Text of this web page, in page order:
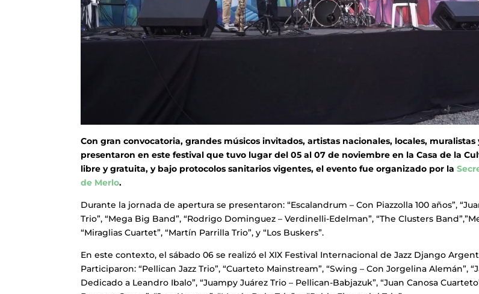
Con gran convocatoria, grandes músicos invitados, artistas nacionales, locales, muralistas
presentaron en este festival que tuvo lugar del 05 al 07 de noviembre en la Casa de la
libre y gratuita, y bajo protocolos sanitarios vigentes, el evento fueorganizado por la
de Merlo.
Durante la jornada de apertura se presentaron: “Escalandrum – Con Piazzolla 100 años”,
Trio”, “Mega Big Band”, “Rodrigo Dominguez – Verdinelli-Edelman”, “The Clusters
“Miraglias Cuartet”, “Martín Parrilla Trio”, y “Los Buskers”.
En este contexto, el sábado 06 se realizó el XIX Festival Internacional de Jazz Django
Participaron: “Pellican Jazz Trio”, “Cuarteto Mainstream”, “Swing – Con Jorgelina Alemán”,
Dedicado a Leandro Ibalo”, “Juampy Juárez Trio – Pellican-Babjazuk”, “Juan Canosa